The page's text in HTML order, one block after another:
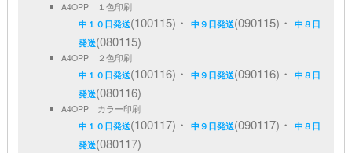
A4OPP １色印刷
中１０日発送(100115)・中９日発送(090115)・中８日
発送(080115)
A4OPP ２色印刷
中１０日発送(100116)・中９日発送(090116)・中８日
発送(080116)
A4OPP カラー印刷
中１０日発送(100117)・中９日発送(090117)・中８日
発送(080117)